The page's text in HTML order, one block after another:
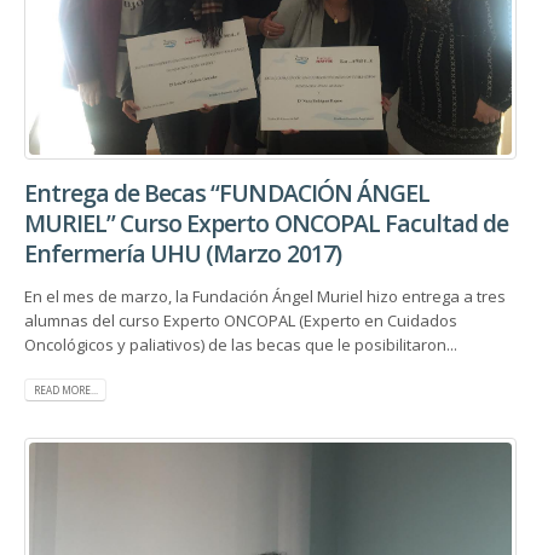
Entrega de Becas “FUNDACIÓN ÁNGEL
MURIEL” Curso Experto ONCOPAL Facultad de
Enfermería UHU (Marzo 2017)
En el mes de marzo, la Fundación Ángel Muriel hizo entrega a tres
alumnas del curso Experto ONCOPAL (Experto en Cuidados
Oncológicos y paliativos) de las becas que le posibilitaron...
READ MORE...